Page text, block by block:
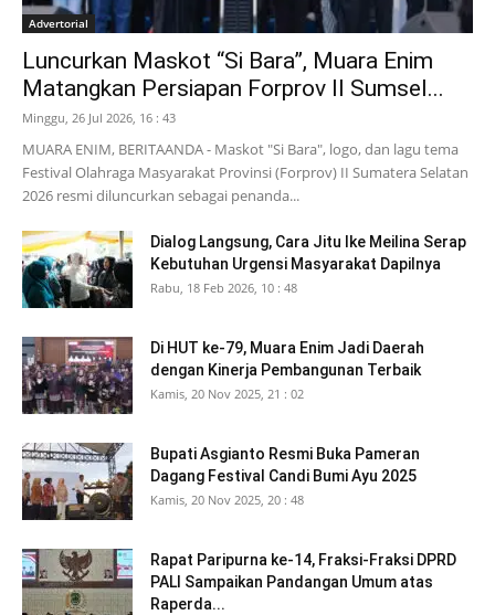
Advertorial
Luncurkan Maskot “Si Bara”, Muara Enim
Matangkan Persiapan Forprov II Sumsel...
Minggu, 26 Jul 2026, 16 : 43
MUARA ENIM, BERITAANDA - Maskot "Si Bara", logo, dan lagu tema
Festival Olahraga Masyarakat Provinsi (Forprov) II Sumatera Selatan
2026 resmi diluncurkan sebagai penanda...
Dialog Langsung, Cara Jitu Ike Meilina Serap
Kebutuhan Urgensi Masyarakat Dapilnya
Rabu, 18 Feb 2026, 10 : 48
Di HUT ke-79, Muara Enim Jadi Daerah
dengan Kinerja Pembangunan Terbaik
Kamis, 20 Nov 2025, 21 : 02
Bupati Asgianto Resmi Buka Pameran
Dagang Festival Candi Bumi Ayu 2025
Kamis, 20 Nov 2025, 20 : 48
Rapat Paripurna ke-14, Fraksi-Fraksi DPRD
PALI Sampaikan Pandangan Umum atas
Raperda...